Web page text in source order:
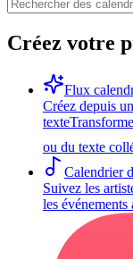
Créez votre
Flux
Créez depuis
texte
ou du texte
Calendrier
Suivez les
les événements